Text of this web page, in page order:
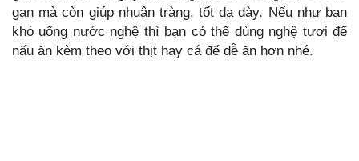
gan mà còn giúp nhuận tràng, tốt dạ dày. Nếu như bạn
khó uống nước nghệ thì bạn có thể dùng nghệ tươi để
nấu ăn kèm theo với thịt hay cá để dễ ăn hơn nhé.